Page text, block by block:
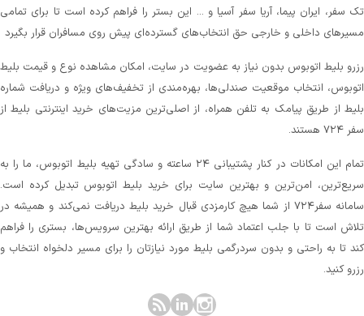
تک سفر، ایران پیما، آریا سفر آسیا و ... این بستر را فراهم کرده است تا برای تمامی
مسیرهای داخلی و خارجی حق انتخاب‌های گسترده‌ای پیش روی مسافران قرار بگیرد
رزرو بلیط اتوبوس بدون نیاز به عضویت در سایت، امکان مشاهده نوع و قیمت بلیط
اتوبوس، انتخاب موقعیت صندلی‌ها، بهره‌مندی از تخفیف‌های ویژه و دریافت شماره‌
بلیط از طریق پیامک به تلفن همراه، از اصلی‌ترین مزیت‌های خرید اینترنتی بلیط از
سفر ۷۲۴ هستند.
تمام این امکانات در کنار پشتیبانی‌ ۲۴ ساعته و سادگی تهیه بلیط اتوبوس، ما را به
سریع‌ترین، امن‌ترین و بهترین سایت برای خرید بلیط اتوبوس تبدیل کرده است.
سامانه سفر۷۲۴ از شما هیچ کارمزدی قبال خرید بلیط دریافت نمی‌کند و همیشه در
تلاش است تا با جلب اعتماد شما از طریق ارائه بهترین سرویس‌ها، بستری را فراهم
کند تا به راحتی و بدون سردرگمی بلیط مورد نیازتان را برای مسیر دلخواه انتخاب و
رزرو کنید.